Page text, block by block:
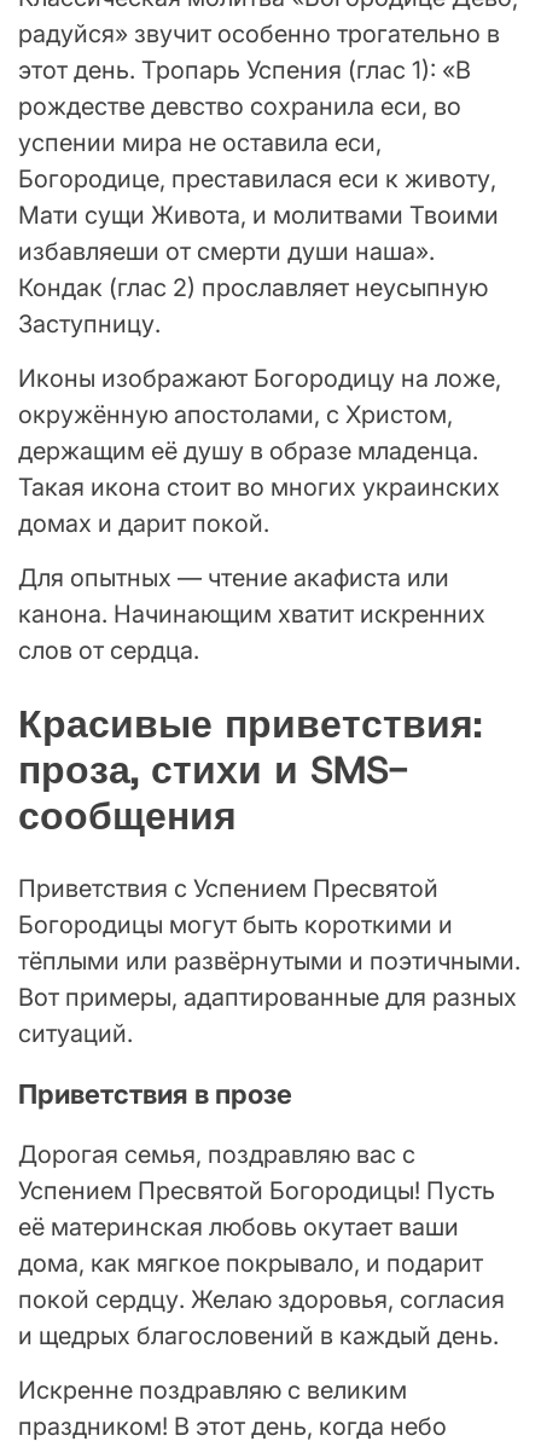
радуйся» звучит особенно трогательно в
этот день. Тропарь Успения (глас 1): «В
рождестве девство сохранила еси, во
успении мира не оставила еси,
Богородице, преставилася еси к животу,
Мати сущи Живота, и молитвами Твоими
избавляеши от смерти души наша».
Кондак (глас 2) прославляет неусыпную
Заступницу.
Иконы изображают Богородицу на ложе,
окружённую апостолами, с Христом,
держащим её душу в образе младенца.
Такая икона стоит во многих украинских
домах и дарит покой.
Для опытных — чтение акафиста или
канона. Начинающим хватит искренних
слов от сердца.
Красивые приветствия:
проза, стихи и SMS-
сообщения
Приветствия с Успением Пресвятой
Богородицы могут быть короткими и
тёплыми или развёрнутыми и поэтичными.
Вот примеры, адаптированные для разных
ситуаций.
Приветствия в прозе
Дорогая семья, поздравляю вас с
Успением Пресвятой Богородицы! Пусть
её материнская любовь окутает ваши
дома, как мягкое покрывало, и подарит
покой сердцу. Желаю здоровья, согласия
и щедрых благословений в каждый день.
Искренне поздравляю с великим
праздником! В этот день, когда небо